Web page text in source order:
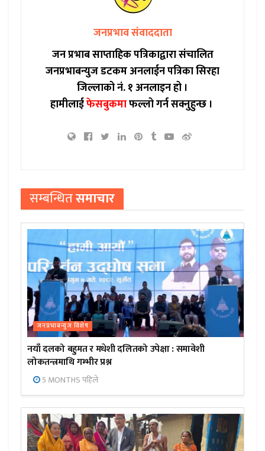
जनप्रभाव संवाददाता
जन प्रभाब साप्ताहिक पत्रिकाद्वारा संचालित
जनप्रभाबन्युज डटकम अनलाईन पत्रिका सिरहा
जिल्लाको नं. १ अनलाइन हो ।
हामीलाईफेसबुकमाफल्लो गर्न सक्नुहुन्छ ।
सम्बन्धितसमाचार
जनप्रभाबन्युज विशेष
नयाँ दलको बहुमत र मधेशी दलितको उपेक्षा : समावेशी
लोकतन्त्रमाथि गम्भीर प्रश्न
5 MONTHS पहिले